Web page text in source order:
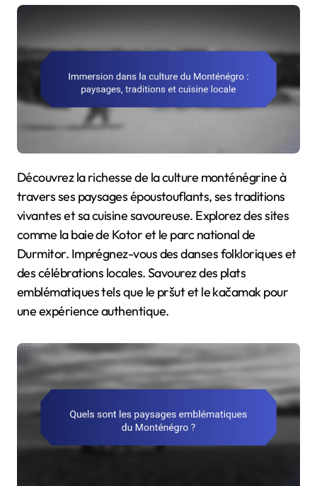
Découvrez la richesse de la culture monténégrine à
travers ses paysages époustouflants, ses traditions
vivantes et sa cuisine savoureuse. Explorez des sites
comme la baie de Kotor et le parc national de
Durmitor. Imprégnez-vous des danses folkloriques et
des célébrations locales. Savourez des plats
emblématiques tels que le pršut et le kačamak pour
une expérience authentique.